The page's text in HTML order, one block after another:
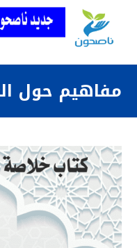
مفاهيم حول